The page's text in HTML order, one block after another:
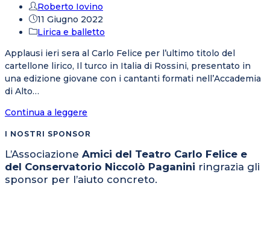
Autore
dell'articolo:
Roberto Iovino
Articolo
pubblicato:
11 Giugno 2022
Categoria
Lirica e balletto
Applausi ieri sera al Carlo Felice per l’ultimo titolo del
cartellone lirico, Il turco in Italia di Rossini, presentato in
una edizione giovane con i cantanti formati nell’Accademia
di Alto…
Continua a leggere
del
Turco
rossiniano
I NOSTRI SPONSOR
L’Associazione Amici del Teatro Carlo Felice e
del Conservatorio Niccolò Paganini ringrazia gli
sponsor per l’aiuto concreto.